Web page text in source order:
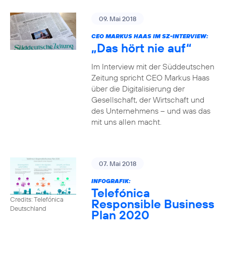
09. Mai 2018
CEO MARKUS HAAS IM SZ-INTERVIEW:
„Das hört nie auf“
Im Interview mit der Süddeutschen
Zeitung spricht CEO Markus Haas
über die Digitalisierung der
Gesellschaft, der Wirtschaft und
des Unternehmens – und was das
mit uns allen macht.
Credits: Telefónica
Deutschland
07. Mai 2018
INFOGRAFIK:
Telefónica
Responsible Business
Plan 2020